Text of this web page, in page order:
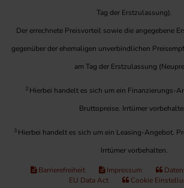
Tag der Erstzulassung).
Der errechnete Preisvorteil sowie die angegebene
gegenüber der ehemaligen unverbindlichen
am Tag der Erstzulassung
2 Hierbei handelt es sich um ein Finanzierungs-
Bruttopreise. Irrtümer
3 Hierbei handelt es sich um ein Leasing-Angebot.
Irrtümer vorbehalten.
Barrierefreiheit Impressum
EU Data Act
Cookie